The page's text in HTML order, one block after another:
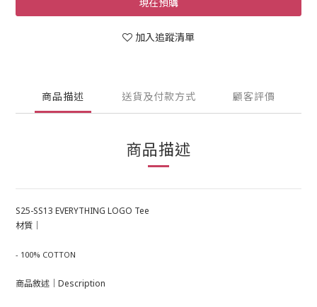
加入追蹤清單
商品描述 送貨及付款方式 顧客評價
商品描述
S25-SS13 EVERYTHING LOGO Tee
材質｜
- 100% COTTON
商品敘述｜Description